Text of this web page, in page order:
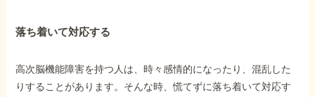
で受給相談をする
落ち着いて対応する
高次脳機能障害を持つ人は、時々感情的になったり、混乱した
りすることがあります。そんな時、慌てずに落ち着いて対応す